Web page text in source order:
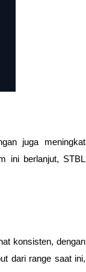
juga meningkat
ini berlanjut, STBL
konsisten, dengan
dari range saat ini,